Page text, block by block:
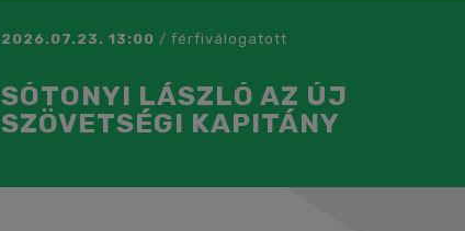
2026.07.23. 13:00 / férfiválogatott
SÓTONYI LÁSZLÓ AZ ÚJ
SZÖVETSÉGI KAPITÁNY